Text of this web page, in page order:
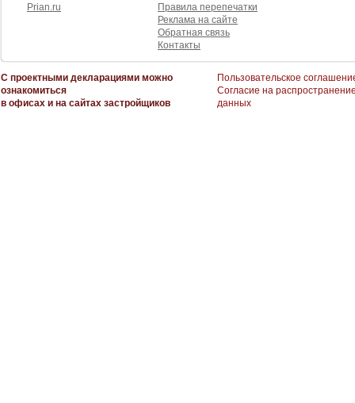
Prian.ru
Правила перепечатки
Реклама на сайте
Обратная связь
Контакты
С проектными декларациями можно
ознакомиться
в офисах и на сайтах застройщиков
Пользовательское
Согласие на
данных